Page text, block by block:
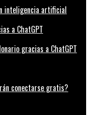
inteligencia artificial
gracias a ChatGPT
conectarse gratis?